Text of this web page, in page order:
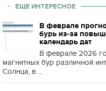
ЕЩЕ ИНТЕРЕСНОЕ
В феврале
бурь из-за
календарь дат
В феврале 2026
магнитных бур различной
Солнца, в ...